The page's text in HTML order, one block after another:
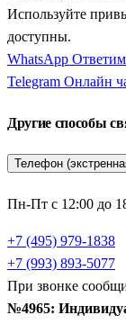
Кенсанпозволит
культуры.
Еще одной
Чонджу(в
прочувствовать
гид обязательно
маршрута
Пэкче — города
сохранивший
Используйте
доступны.
WhatsApp
Telegram Онлайн
Другие способы
Телефон
Пн-Пт с 12:00 до
+7 (495) 979-1838
+7 (993) 893-5077
При звонке
№4965: